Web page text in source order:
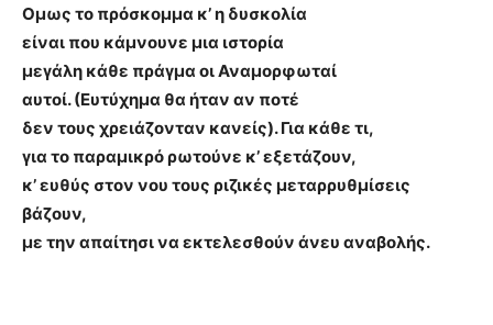
Ομως το πρόσκομμα κ’ η δυσκολία
είναι που κάμνουνε μια ιστορία
μεγάλη κάθε πράγμα οι Αναμορφωταί
αυτοί. (Ευτύχημα θα ήταν αν ποτέ
δεν τους χρειάζονταν κανείς). Για κάθε τι,
για το παραμικρό ρωτούνε κ’ εξετάζουν,
κ’ ευθύς στον νου τους ριζικές μεταρρυθμίσεις
βάζουν,
με την απαίτησι να εκτελεσθούν άνευ αναβολής.